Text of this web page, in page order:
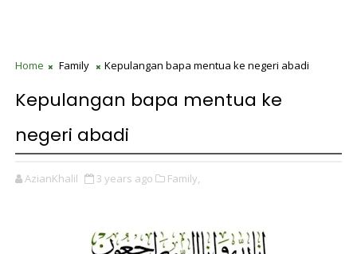
Home Family Kepulangan bapa mentua ke negeri abadi
Kepulangan bapa mentua ke
negeri abadi
AzianKhalil 3 years ago Family,